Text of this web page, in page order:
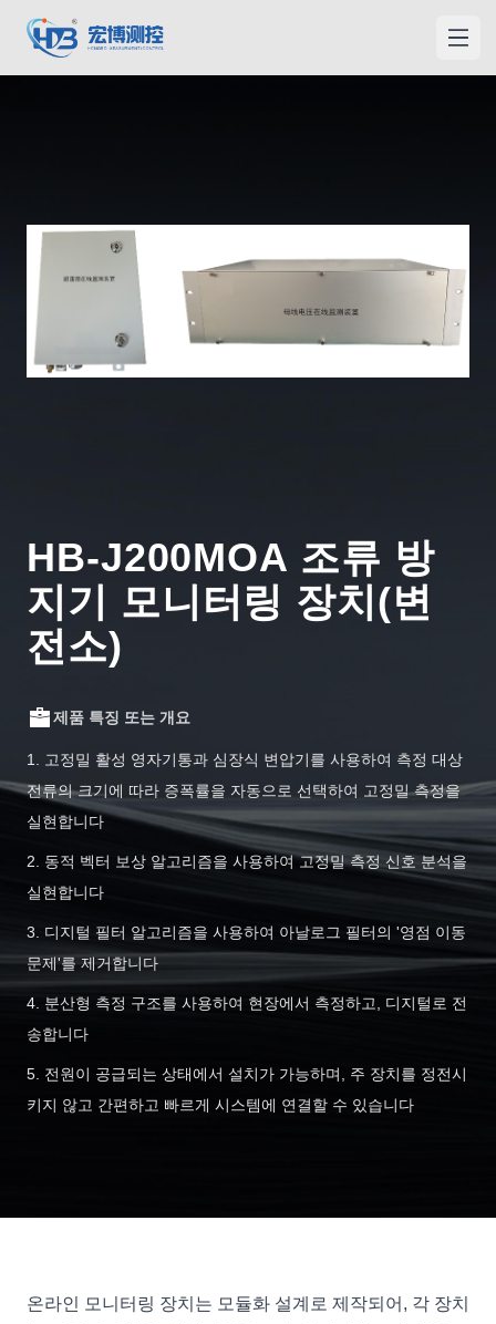
홍보측컨
메인
HB-J200MOA 조류 방
지기 모니터링 장치(변
전소)
제품 특징 또는 개요
1. 고정밀 활성 영자기통과 심장식 변압기를 사용하여 측정 대상
전류의 크기에 따라 증폭률을 자동으로 선택하여 고정밀 측정을
실현합니다
2. 동적 벡터 보상 알고리즘을 사용하여 고정밀 측정 신호 분석을
실현합니다
3. 디지털 필터 알고리즘을 사용하여 아날로그 필터의 '영점 이동
문제'를 제거합니다
4. 분산형 측정 구조를 사용하여 현장에서 측정하고, 디지털로 전
송합니다
5. 전원이 공급되는 상태에서 설치가 가능하며, 주 장치를 정전시
키지 않고 간편하고 빠르게 시스템에 연결할 수 있습니다
온라인 모니터링 장치는 모듈화 설계로 제작되어, 각 장치